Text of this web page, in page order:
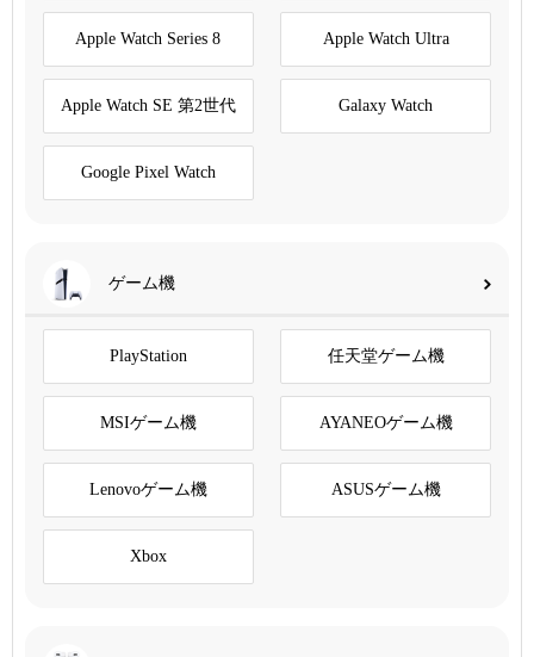
Apple Watch Series 8 Apple Watch Ultra
Apple Watch SE 第2世代 Galaxy Watch
Google Pixel Watch
ゲーム機
PlayStation 任天堂ゲーム機
MSIゲーム機 AYANEOゲーム機
Lenovoゲーム機 ASUSゲーム機
Xbox